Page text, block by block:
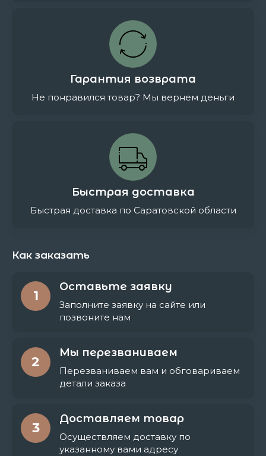
Гарантия возврата
Не понравился товар? Мы вернем деньги
Быстрая доставка
Быстрая доставка по Саратовской области
Как заказать
1
Оставьте заявку
Заполните заявку на сайте или
позвоните нам
2
Мы перезваниваем
Перезваниваем вам и обговариваем
детали заказа
3
Доставляем товар
Осуществляем доставку по
указанному вами адресу